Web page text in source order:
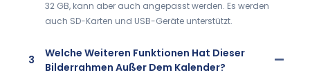
32 GB, kann aber auch angepasst werden. Es werden
auch SD-Karten und USB-Geräte unterstützt.
3
Welche Weiteren Funktionen Hat Dieser
Bilderrahmen Außer Dem Kalender?